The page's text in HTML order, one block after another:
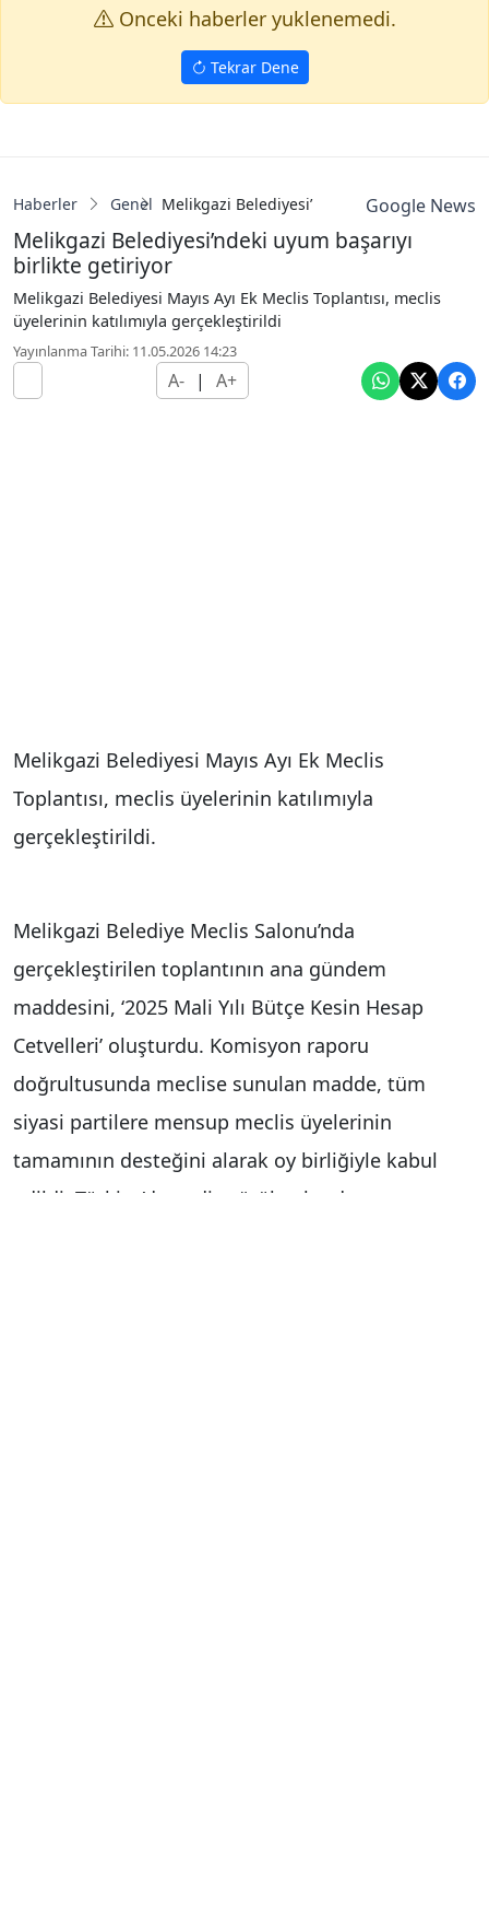
Onceki haberler yuklenemedi.
Tekrar Dene
Haberler Genel Melikgazi Belediyesi’ndeki uyum başarıyı
Google News
Melikgazi Belediyesi’ndeki uyum başarıyı
birlikte getiriyor
Melikgazi Belediyesi Mayıs Ayı Ek Meclis Toplantısı, meclis
üyelerinin katılımıyla gerçekleştirildi
Yayınlanma Tarihi: 11.05.2026 14:23
A- | A+
Melikgazi Belediyesi Mayıs Ayı Ek Meclis
Toplantısı, meclis üyelerinin katılımıyla
gerçekleştirildi.
Melikgazi Belediye Meclis Salonu’nda
gerçekleştirilen toplantının ana gündem
maddesini, ‘2025 Mali Yılı Bütçe Kesin Hesap
Cetvelleri’ oluşturdu. Komisyon raporu
doğrultusunda meclise sunulan madde, tüm
siyasi partilere mensup meclis üyelerinin
tamamının desteğini alarak oy birliğiyle kabul
edildi. Türkiye’de nadir görülen bu durum,